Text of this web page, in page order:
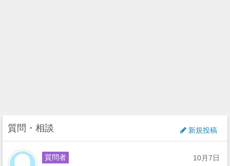
質問・相談 新規投稿
質問者 10月7日